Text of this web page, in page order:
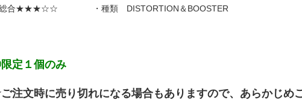
合★★★☆☆ ・種類 DISTORTION＆BOOSTER
定１個のみ
注文時に売り切れになる場合もありますので、あらかじめ